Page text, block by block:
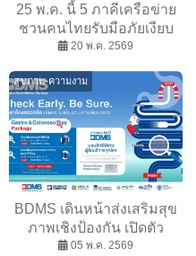
25 พ.ค. นี้ 5 ภาคีเครือข่าย
ชวนคนไทยรับมือภัยเงียบ
“โรคความดันโลหิตสูง” ใน
สาระจากแพทย์ผู้เชี่ยวชาญ
พร้อมเดิน-วิ่งเพื่อสุขภาพฟรี!
ณ สวนลุมพินี
20 พ.ค. 2569
สุขภาพ-ความงาม
BDMS เดินหน้าส่งเสริมสุข
ภาพเชิงป้องกัน เปิดตัว
โปรแกรมตรวจคัดกรอง
05 พ.ค. 2569